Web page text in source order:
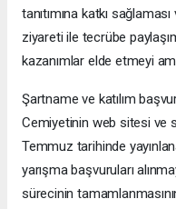
tanıtımına katkı
ziyareti ile tecrübe
kazanımlar elde etmeyi
Şartname ve katılım
Cemiyetinin web sitesi ve
Temmuz tarihinde
yarışma başvuruları
sürecinin